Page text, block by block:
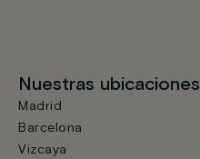
Nuestras ubicaciones
Madrid
Barcelona
Vizcaya